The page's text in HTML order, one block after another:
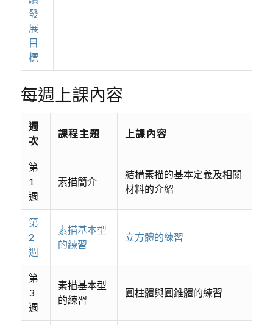
發
展
目
標
每週上課內容
週
次
課程主題 上課內容
第
1
週
素描簡介
結構素描的基本定義及相關
材料的介紹
第
2
週
素描基本型
的練習
立方體的練習
第
3
週
素描基本型
的練習
圓柱體與圓錐體的練習